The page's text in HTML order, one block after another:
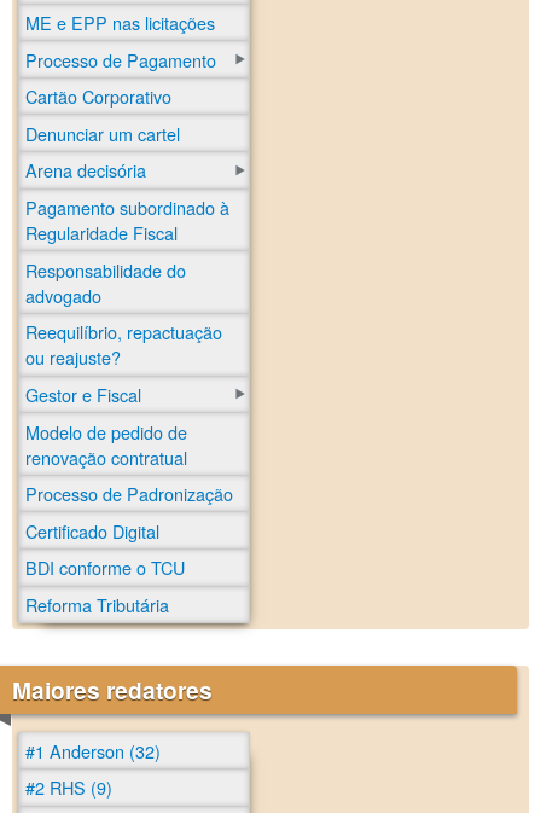
ME e EPP nas licitações
Processo de Pagamento
Cartão Corporativo
Denunciar um cartel
Arena decisória
Pagamento subordinado à
Regularidade Fiscal
Responsabilidade do
advogado
Reequilíbrio, repactuação
ou reajuste?
Gestor e Fiscal
Modelo de pedido de
renovação contratual
Processo de Padronização
Certificado Digital
BDI conforme o TCU
Reforma Tributária
Maiores redatores
#1 Anderson (32)
#2 RHS (9)